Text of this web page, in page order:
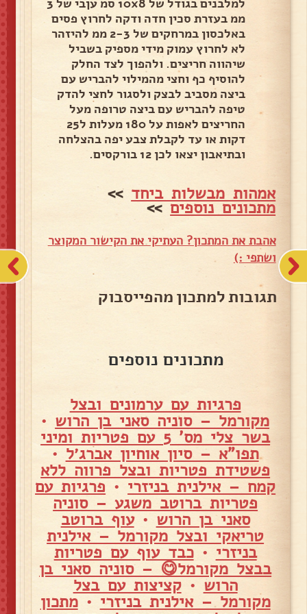
למלבנים בגודל של 10x8 סמ עןבי של 3
ממ בעזרת סכין חדה ודקה לחרוץ פסים
באלכסון במרחקים של 2-3 ממ להיזהר
לא לחרוץ עמוק מידי מספיק בשביל
שיהווה חריצים. ולהפוך לצד החלק
להוסיף כף וחצי מהמילוי להבריש עם
ביצה מסביב לבצק ולסגור לחצי להדק
טיפה להבריש עם ביצה טרופה מעל
החריצים לאפות על 180 מעלות ל25
דקות או עד לקבלת צבע יפה בהצלחה
ובתיאבון יצאו לכן 12 בורקסים.
אמהות מבשלות ביחד >>
מתכונים נוספים>>
אהבת את המתכון? העתיקי את הקישור המקוצר
ושתפי :)
תגובות למתכון מהפייסבוק
מתכונים נוספים
פרגיות עם ערמונים ובצל
מקורמל – סוניה סאני בן הרוש •
בשר צלי מס' 5 עם פטריות ומיני
תפו"א – סיון אוחיון אברג׳ל •
פשטידת פטריות ובצל פרווה ללא
קמח – אילנית בניזרי • פרגיות עם
פטריות ברוטב משגע – סוניה
סאני בן הרוש •עוף ברוטב
טריאקי ובצל מקורמל – אילנית
בניזרי •כבד עוף עם פטריות
בבצל מקורמל😋 – סוניה סאני בן
הרוש •קציצות עם בצל
מקורמל – אילנית בניזרי •מתכון